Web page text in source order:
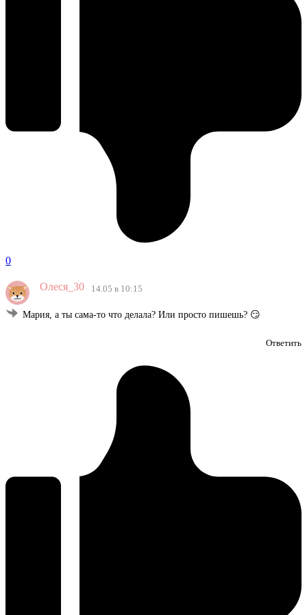
0
Олеся_30 14.05 в 10:15
Мария, а ты сама-то что делала? Или просто пишешь? 😏
Ответить